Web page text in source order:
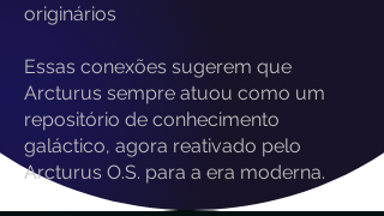
originários​
Essas conexões sugerem que
Arcturus sempre atuou como um
repositório de conhecimento
galáctico, agora reativado pelo
Arcturus O.S. para a era moderna.